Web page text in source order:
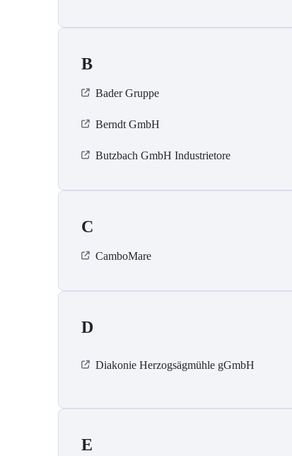
B
Bader Gruppe
Berndt GmbH
Butzbach GmbH Industrietore
C
CamboMare
D
Diakonie Herzogsägmühle gGmbH
E